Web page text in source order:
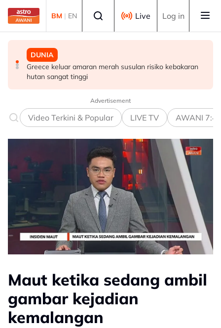
Skip to main content
BM | EN Live Log in
DUNIA
Greece keluar amaran merah susulan risiko kebakaran
hutan sangat tinggi
SUKAN
Al Ahli lantik Marino Pusic sebagai ketua jurulatih
baharu
DUNIA
Kemarau El Nino lonjak hasil garam di Indonesia, petani
tanaman berdepan cabaran
Advertisement
Video Terkini & Popular LIVE TV AWANI
Maut ketika sedang ambil
gambar kejadian
kemalangan